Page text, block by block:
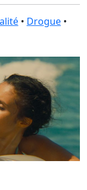
• Drogue•